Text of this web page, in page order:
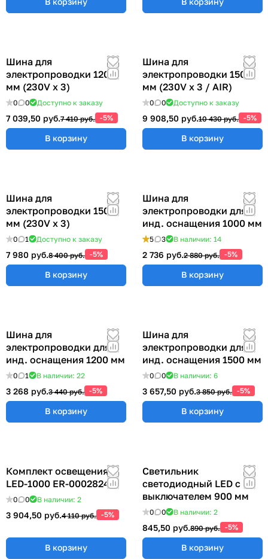
Шина для
электропроводки 1200
мм (230V x 3)
0 0 Доступно к заказу
7 039,50 руб.7 410 руб. -5%
В корзину
Шина для
электропроводки 1500
мм (230V x 3 / AIR)
0 0 Доступно к заказу
9 908,50 руб.10 430 руб. -5%
В корзину
Шина для
электропроводки 1500
мм (230V x 3)
0 1 Доступно к заказу
7 980 руб.8 400 руб. -5%
В корзину
Шина для
электропроводки для
инд. оснащения 1000 мм
5 3 В наличии: 14
2 736 руб.2 880 руб. -5%
В корзину
Шина для
электропроводки для
инд. оснащения 1200 мм
0 1 В наличии: 22
3 268 руб.3 440 руб. -5%
В корзину
Шина для
электропроводки для
инд. оснащения 1500 мм
0 0 В наличии: 6
3 657,50 руб.3 850 руб. -5%
В корзину
Комплект освещения
LED-1000 ER-00028248
0 0 В наличии: 2
3 904,50 руб.4 110 руб. -5%
В корзину
Светильник
светодиодный LED с
выключателем 900 мм
0 0 В наличии: 2
845,50 руб.890 руб. -5%
В корзину